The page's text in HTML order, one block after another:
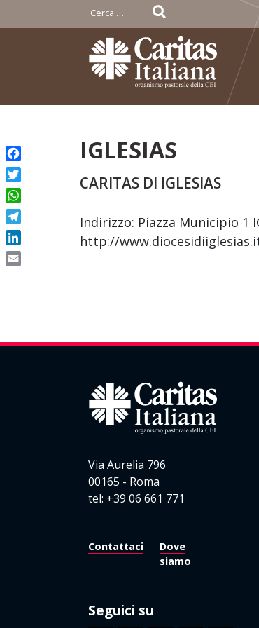
Skip
to
content
Ricerca
per:
IGLESIAS
CARITAS DI IGLESIAS
Indirizzo: Piazza Municipio 1
http://
Via Aurelia 796
00165 - Roma
tel: +39 06 661 771
Contattaci
Dove
siamo
Seguici su
Facebook
Twitter
WhatsApp
Telegram
LinkedIn